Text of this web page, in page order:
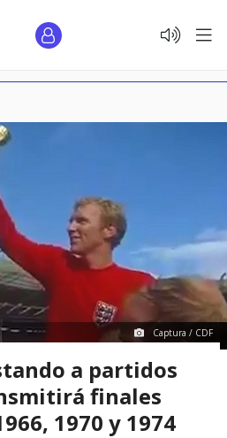
Captura / CDF
a partidos
finales
1970 y 1974